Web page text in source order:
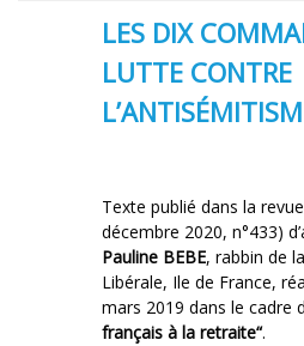
LES DIX
LUTTE CONTRE
Texte publié dans la
décembre 2020, n°433)
Pauline BEBE, rabbin de
Libérale, Ile de France,
mars 2019 dans le cadre
français à la retraite“.